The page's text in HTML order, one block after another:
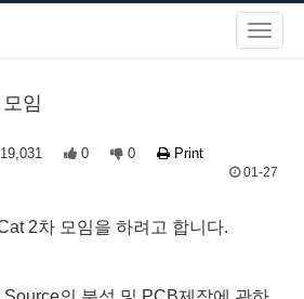
임
19,031 0 0
Print
01-27
2차 모임을 하려고 합니다.